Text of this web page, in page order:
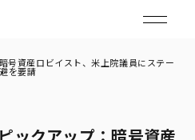
号資産ロビイスト、米上院議員にステー
を要請